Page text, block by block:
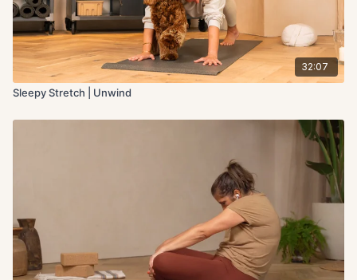
32:07
Sleepy Stretch | Unwind